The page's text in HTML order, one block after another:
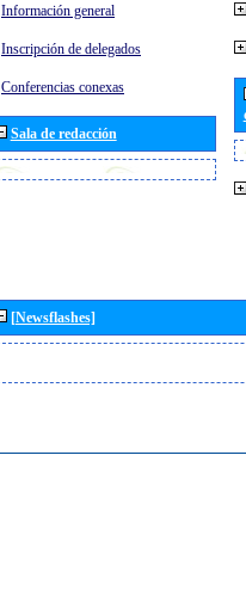
Información general
Inscripción de delegados
Conferencias conexas
Sala de redacción
[Newsflashes]